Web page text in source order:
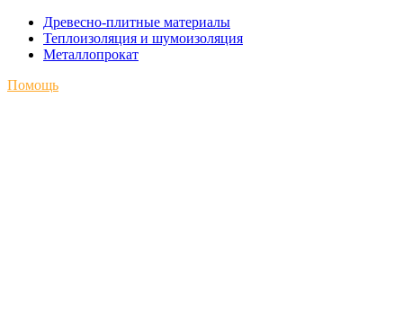
Древесно-плитные материалы
Теплоизоляция и шумоизоляция
Металлопрокат
Помощь